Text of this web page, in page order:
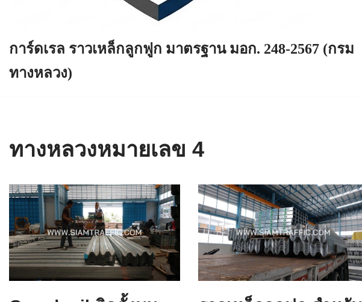
การ์ดเรล ราวเหล็กลูกฟูก มาตรฐาน มอก. 248-2567 (กรม
ทางหลวง)
ทางหลวงหมายเลข 4